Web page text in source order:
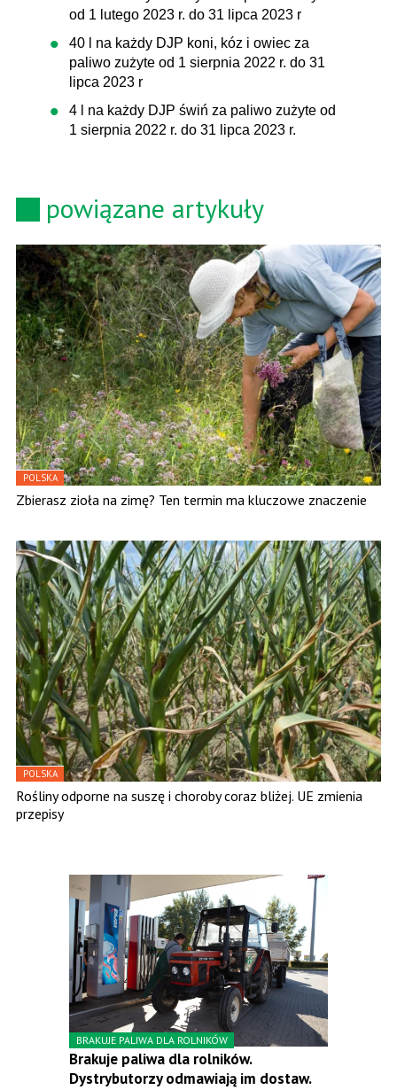
od 1 lutego 2023 r. do 31 lipca 2023 r
40 l na każdy DJP koni, kóz i owiec za
paliwo zużyte od 1 sierpnia 2022 r. do 31
lipca 2023 r
4 l na każdy DJP świń za paliwo zużyte od
1 sierpnia 2022 r. do 31 lipca 2023 r.
powiązane artykuły
POLSKA
Zbierasz zioła na zimę? Ten termin ma kluczowe znaczenie
POLSKA
Rośliny odporne na suszę i choroby coraz bliżej. UE zmienia
przepisy
BRAKUJE PALIWA DLA ROLNIKÓW
Brakuje paliwa dla rolników.
Dystrybutorzy odmawiają im dostaw.